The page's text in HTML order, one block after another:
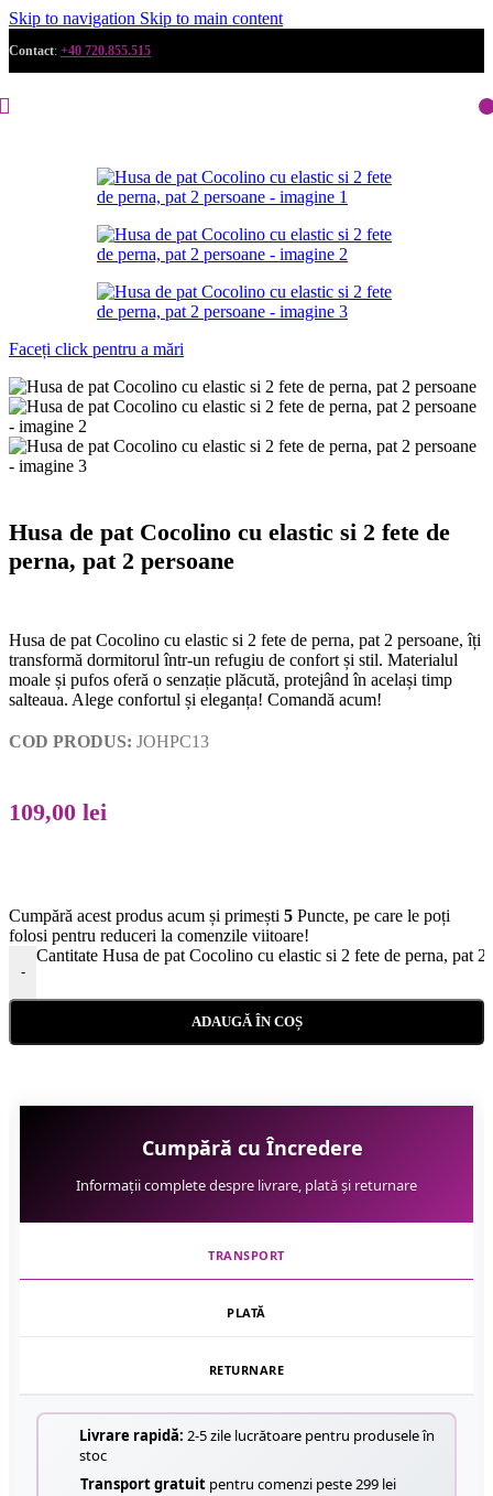
Skip to navigation Skip to main content
Contact: +40 720.855.515
Faceți click pentru a mări
Husa de pat Cocolino cu elastic si 2 fete de
perna, pat 2 persoane
Husa de pat Cocolino cu elastic si 2 fete de perna, pat 2 persoane, îți
transformă dormitorul într-un refugiu de confort și stil. Materialul
moale și pufos oferă o senzație plăcută, protejând în același timp
salteaua. Alege confortul și eleganța! Comandă acum!
COD PRODUS: JOHPC13
109,00 lei
Cumpără acest produs acum și primești 5 Puncte, pe care le poți
folosi pentru reduceri la comenzile viitoare!
-
Cantitate Husa de pat Cocolino cu elastic si 2 fete de perna, pat 2
ADAUGĂ ÎN COȘ
Cumpără cu Încredere
Informații complete despre livrare, plată și returnare
TRANSPORT
PLATĂ
RETURNARE
Livrare rapidă: 2-5 zile lucrătoare pentru produsele în
stoc
Transport gratuit pentru comenzi peste 299 lei